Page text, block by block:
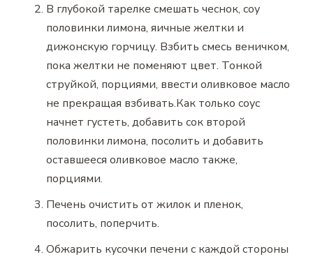
В глубокой тарелке смешать чеснок, соу
половинки лимона, яичные желтки и
дижонскую горчицу. Взбить смесь веничком,
пока желтки не поменяют цвет. Тонкой
струйкой, порциями, ввести оливковое масло
не прекращая взбивать.Как только соус
начнет густеть, добавить сок второй
половинки лимона, посолить и добавить
оставшееся оливковое масло также,
порциями.
Печень очистить от жилок и пленок,
посолить, поперчить.
Обжарить кусочки печени с каждой стороны